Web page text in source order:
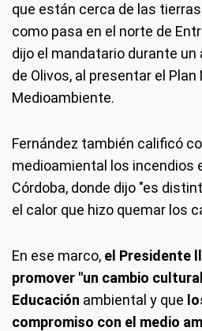
que están cerca de las
como pasa en el norte de
dijo el mandatario durante
de Olivos, al presentar el Plan
Medioambiente.
Fernández también calificó
medioamiental los incendios
Córdoba, donde dijo "es
el calor que hizo quemar los
En ese marco, el Presidente
promover "un cambio
Educación ambiental y que
compromiso con el medio